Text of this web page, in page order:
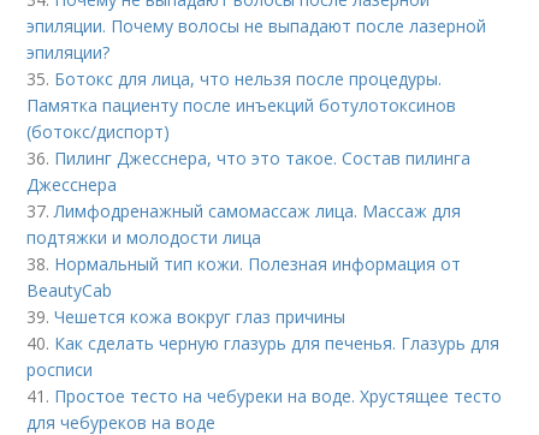
эпиляции. Почему волосы не выпадают после лазерной
эпиляции?
35. Ботокс для лица, что нельзя после процедуры.
Памятка пациенту после инъекций ботулотоксинов
(ботокс/диспорт)
36. Пилинг Джесснера, что это такое. Состав пилинга
Джесснера
37. Лимфодренажный самомассаж лица. Массаж для
подтяжки и молодости лица
38. Нормальный тип кожи. Полезная информация от
BeautyCab
39.Чешется кожа вокруг глаз причины
40. Как сделать черную глазурь для печенья. Глазурь для
росписи
41. Простое тесто на чебуреки на воде. Хрустящее тесто
для чебуреков на воде